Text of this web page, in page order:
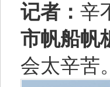
记者： 辛
市帆船帆
会太辛苦。